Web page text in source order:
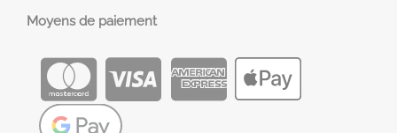
Moyens de paiement